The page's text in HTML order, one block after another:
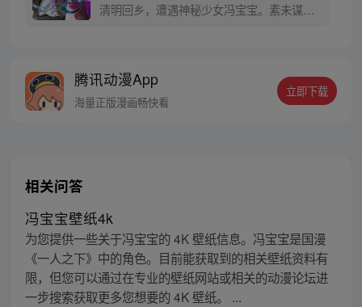
清明回乡，遭遇神秘少女冯宝宝。素未谋面
密，张楚岚的生活被彻底颠覆，与冯宝宝一
同踏上“异人”之旅。
腾讯动漫App
海量正版漫画畅快看
立即下载
相关问答
冯宝宝壁纸4k
为您提供一些关于冯宝宝的 4K 壁纸信息。冯宝宝是国漫
《一人之下》中的角色。目前能获取到的相关壁纸资料有
限，但您可以通过在专业的壁纸网站或相关的动漫论坛进
一步搜索获取更多您想要的 4K 壁纸。 ...